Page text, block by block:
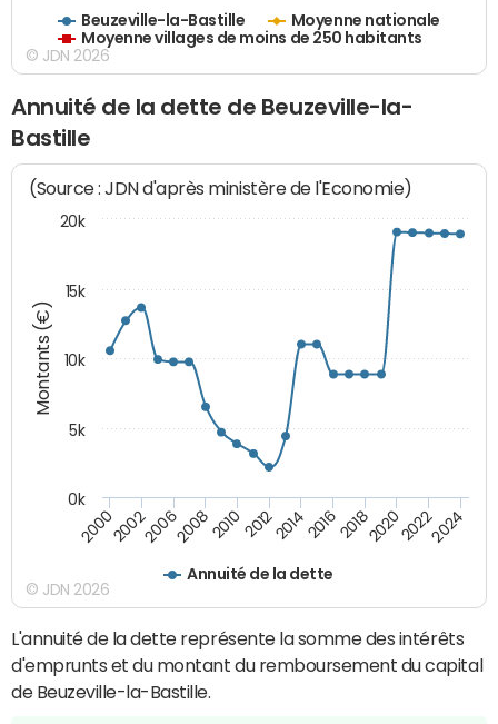
Beuzeville-la-Bastille
Moyenne nationale
Moyenne villages de moins de 250 habitants
© JDN 2026
Annuité de la dette de Beuzeville-la-
Bastille
Montants (€)
(Source : JDN d'après ministère de l'Economie)
Annuité de la dette
200020022006200820102012201420162018202020222024
0k
5k
10k
15k
20k
© JDN 2026
L'annuité de la dette représente la somme des intérêts
d'emprunts et du montant du remboursement du capital
de Beuzeville-la-Bastille.